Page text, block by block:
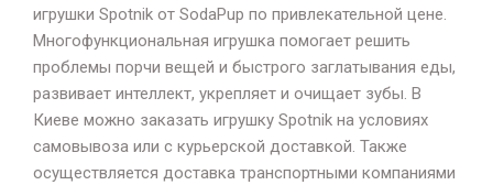
игрушки Spotnik от SodaPup по привлекательной цене.
Многофункциональная игрушка помогает решить
проблемы порчи вещей и быстрого заглатывания еды,
развивает интеллект, укрепляет и очищает зубы. В
Киеве можно заказать игрушку Spotnik на условиях
самовывоза или с курьерской доставкой. Также
осуществляется доставка транспортными компаниями